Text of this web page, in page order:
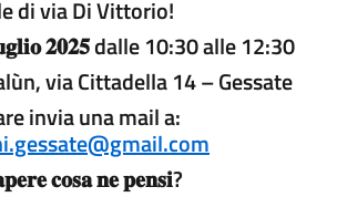
di via Di Vittorio!
𝟐𝟎𝟐𝟓 dalle 10:30 alle 12:30
via Cittadella 14 – Gessate
invia una mail a:
𝐜𝐨𝐬𝐚 𝐧𝐞 𝐩𝐞𝐧𝐬𝐢?